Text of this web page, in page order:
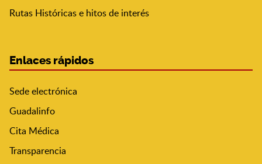
Rutas Históricas e hitos de interés
Enlaces rápidos
Sede electrónica
Guadalinfo
Cita Médica
Transparencia